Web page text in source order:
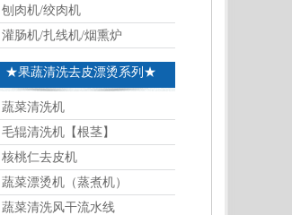
刨肉机/绞肉机
灌肠机/扎线机/烟熏炉
★果蔬清洗去皮漂烫系列★
蔬菜清洗机
毛辊清洗机【根茎】
核桃仁去皮机
蔬菜漂烫机（蒸煮机）
蔬菜清洗风干流水线